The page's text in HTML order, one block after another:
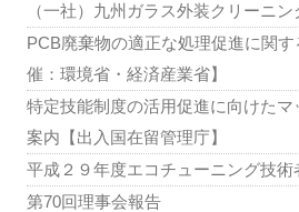
（一社）九州ガラス外装クリーニン
PCB廃棄物の適正な処理促進に関
催：環境省・経済産業省】
特定技能制度の活用促進に向けた
案内【出入国在留管理庁】
平成２９年度エコチューニング技
第70回理事会報告